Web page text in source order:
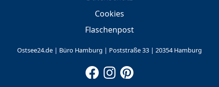
Cookies
Flaschenpost
Ostsee24.de | Büro Hamburg | Poststraße 33 | 20354 Hamburg